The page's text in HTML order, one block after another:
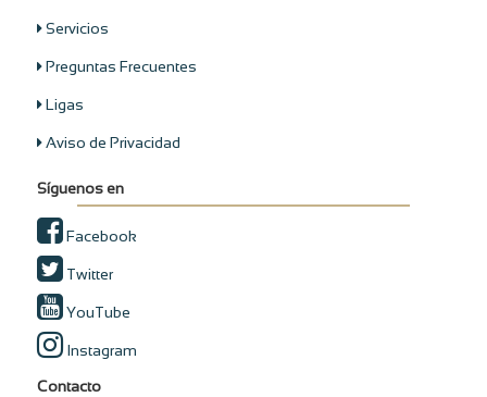
Servicios
Preguntas Frecuentes
Ligas
Aviso de Privacidad
Síguenos en
Facebook
Twitter
YouTube
Instagram
Contacto